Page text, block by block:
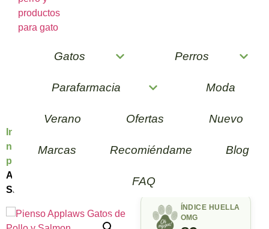
Gatos Perros
Parafarmacia Moda
Verano Ofertas Nuevo
Marcas Recomiéndame Blog
FAQ
Inicio
natural para gato
Pienso
para Gatos
Applaws Gatos de Pollo y
Salmon
Applaws
Pollo y
Salmon
ÍNDICE HUELLA
OMG